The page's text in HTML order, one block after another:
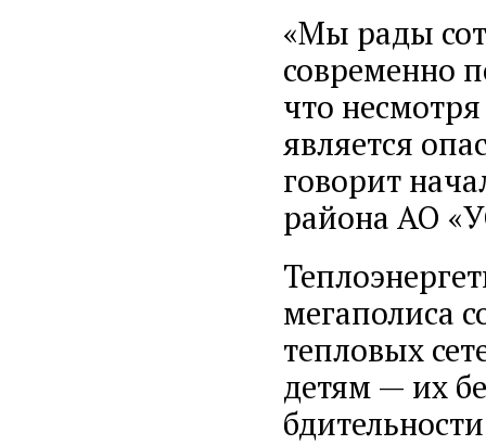
«Мы рады
современно
что
является
говорит
района АО
мегаполиса
тепловых
детям — их